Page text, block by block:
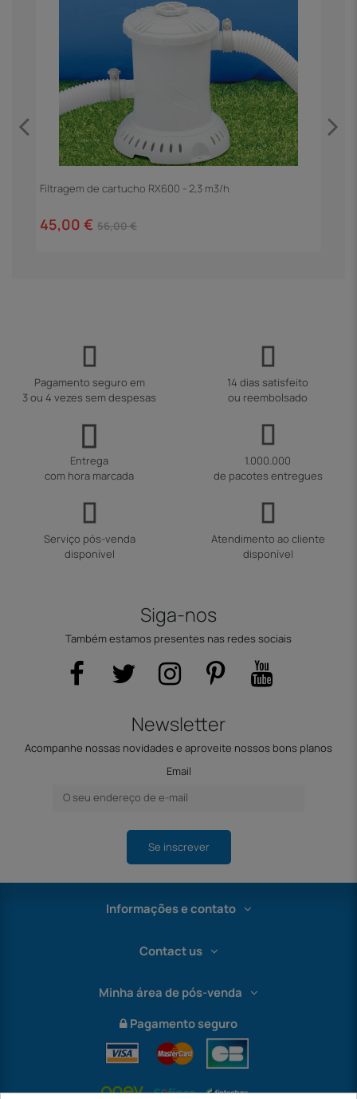
Filtragem de cartucho RX600 - 2,3 m3/h
45,00 € 56,00 €
Pagamento seguro em
3 ou 4 vezes sem despesas
14 dias satisfeito
ou reembolsado
Entrega
com hora marcada
1.000.000
de pacotes entregues
Serviço pós-venda
disponível
Atendimento ao cliente
disponível
Siga-nos
Também estamos presentes nas redes sociais
Newsletter
Acompanhe nossas novidades e aproveite nossos bons planos
Email
Se inscrever
Informações e contato
Contact us
Minha área de pós-venda
Pagamento seguro